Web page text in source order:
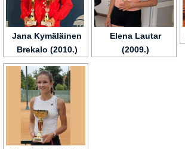
Jana Kymäläinen
Brekalo (2010.)
Elena Lautar
(2009.)